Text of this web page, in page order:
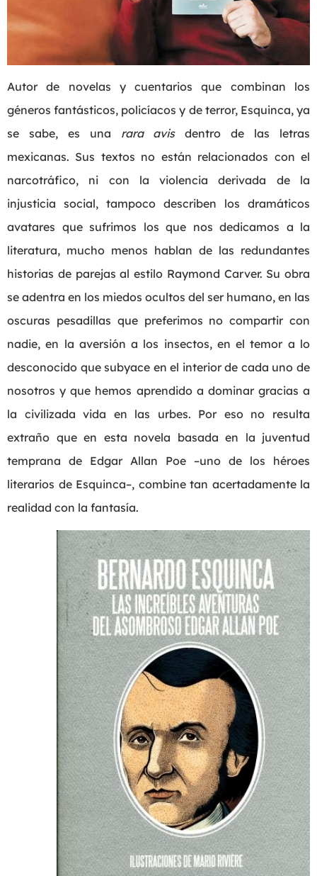
Autor de novelas y cuentarios que combinan los
géneros fantásticos, policíacos y de terror, Esquinca, ya
se sabe, es una rara avisdentro de las letras
mexicanas. Sus textos no están relacionados con el
narcotráfico, ni con la violencia derivada de la
injusticia social, tampoco describen los dramáticos
avatares que sufrimos los que nos dedicamos a la
literatura, mucho menos hablan de las redundantes
historias de parejas al estilo Raymond Carver. Su obra
se adentra en los miedos ocultos del ser humano, en las
oscuras pesadillas que preferimos no compartir con
nadie, en la aversión a los insectos, en el temor a lo
desconocido que subyace en el interior de cada uno de
nosotros y que hemos aprendido a dominar gracias a
la civilizada vida en las urbes. Por eso no resulta
extraño que en esta novela basada en la juventud
temprana de Edgar Allan Poe –uno de los héroes
literarios de Esquinca–, combine tan acertadamente la
realidad con la fantasía.